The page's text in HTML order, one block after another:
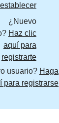
¿Nuevo
Haz clic
aquí para
registrarte
usuario? Haga
para registrarse